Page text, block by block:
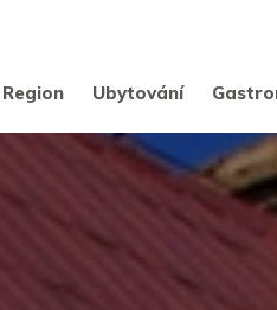
Region Ubytování